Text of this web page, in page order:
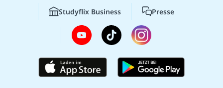
Studyflix Business Presse